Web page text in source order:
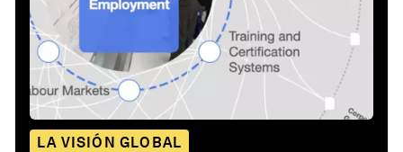
LA VISIÓN GLOBAL